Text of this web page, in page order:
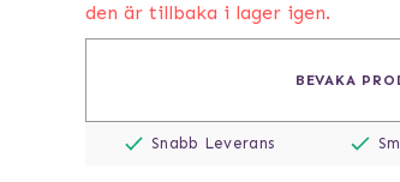
den är tillbaka i lager igen.
BEVAKA
Snabb Leverans